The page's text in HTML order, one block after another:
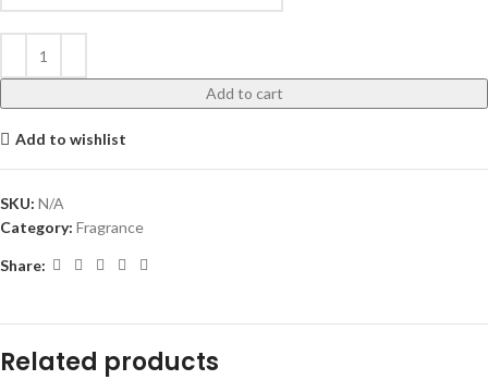
Add to cart
Add to wishlist
SKU: N/A
Category: Fragrance
Share:
Related products